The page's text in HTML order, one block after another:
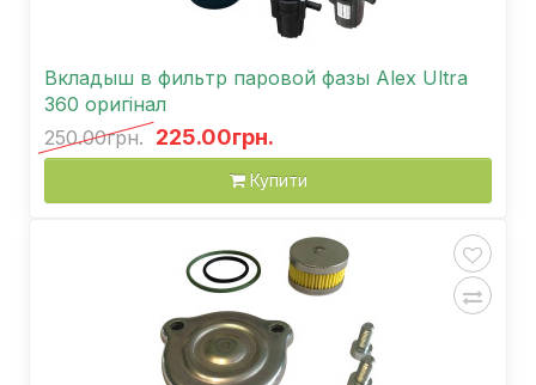
Вкладыш в фильтр паровой фазы Аlex Ultra
360 оригінал
250.00грн. 225.00грн.
Купити